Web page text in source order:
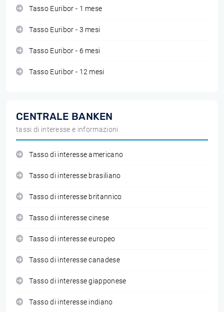
Tasso Euribor - 1 mese
Tasso Euribor - 3 mesi
Tasso Euribor - 6 mesi
Tasso Euribor - 12 mesi
CENTRALE BANKEN
tassi di interesse e informazioni
Tasso di interesse americano
Tasso di interesse brasiliano
Tasso di interesse britannico
Tasso di interesse cinese
Tasso di interesse europeo
Tasso di interesse canadese
Tasso di interesse giapponese
Tasso di interesse indiano